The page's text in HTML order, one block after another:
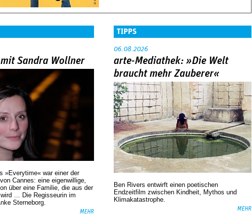
Sandra Wollner
»Everytime« war einer der
Cannes: eine eigenwillige,
über eine ­Familie, die aus der
… Die Regisseurin im
Sterneborg.
MEHR
TIPPS
06.08.2026
arte-Mediathek: »Die Welt
braucht mehr Zauberer«
Ben Rivers entwirft einen poetischen
Endzeitfilm zwischen Kindheit, Mythos und
Klimakatastrophe.
MEHR